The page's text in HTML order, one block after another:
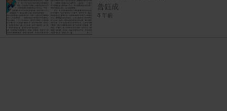
曾鈺成
8 年前